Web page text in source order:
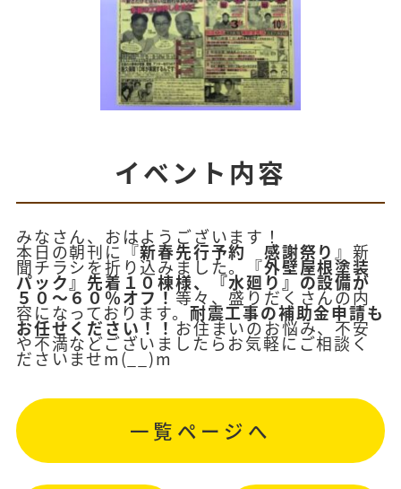
イベント内容
みなさん、おはようございます！
本日の朝刊に『新春先行予約 感謝祭り』新
聞チラシを折り込みました。『外壁屋根塗装
パック』先着１０棟様、『水廻り』の設備が
５０～６０％オフ！等々、盛りだくさんの内
容になっております。耐震工事の補助金申請も
お任せください！！お住まいのお悩み、不安
や不満などございましたらお気軽にご相談く
ださいませm(__)m
一覧ページへ